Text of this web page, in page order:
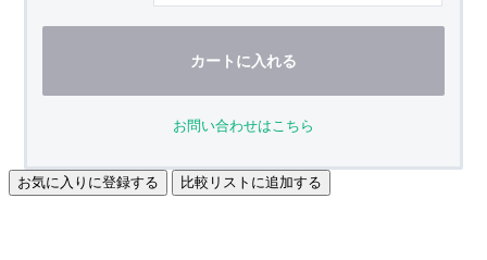
カートに入れる
お問い合わせはこちら
お気に入りに登録する 比較リストに追加する